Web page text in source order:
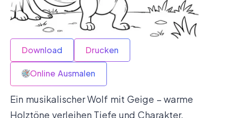
Download Drucken
Online Ausmalen
Ein musikalischer Wolf mit Geige – warme
Holztöne verleihen Tiefe und Charakter.